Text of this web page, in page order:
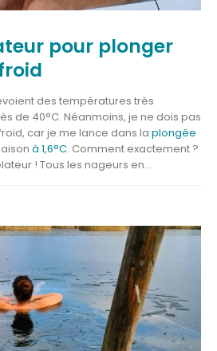
pour plonger
des températures très
de 40°C. Néanmoins, je ne dois pas
car je me lance dans la plongée
à 1,6°C. Comment exactement ?
! Tous les nageurs en...